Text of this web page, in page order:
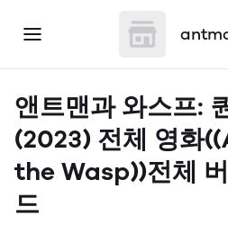
앤트맨과 와스프:
(2023) 전체 영화
the Wasp))전체
드